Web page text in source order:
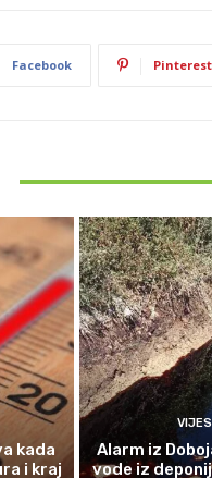
Facebook Pinterest
kada
i kraj
Alarm iz
vode iz